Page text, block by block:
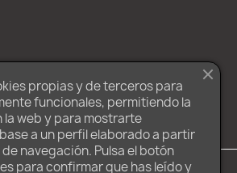
propias y de terceros para
funcionales, permitiendo la
la web y para mostrarte
a un perfil elaborado a partir
navegación. Pulsa el botón
para confirmar que has leído y